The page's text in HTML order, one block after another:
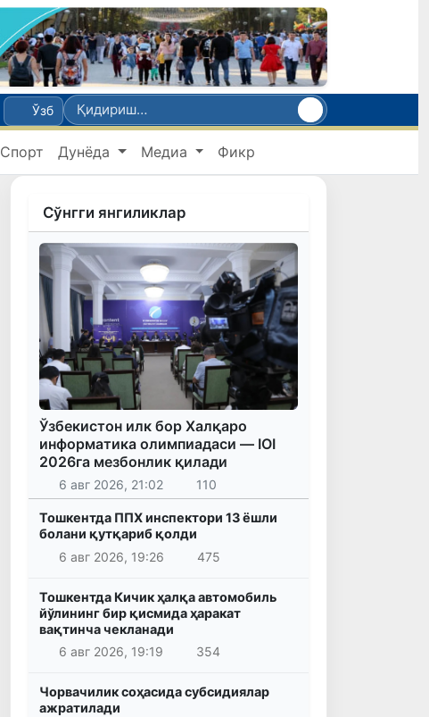
Ўзб
Спорт Дунёда Медиа Фикр
Сўнгги янгиликлар
Ўзбекистон илк бор Халқаро
информатика олимпиадаси — IOI
2026га мезбонлик қилади
6 авг 2026, 21:02 110
Тошкентда ППХ инспектори 13 ёшли
болани қутқариб қолди
6 авг 2026, 19:26
475
Тошкентда Кичик ҳалқа автомобиль
йўлининг бир қисмида ҳаракат
вақтинча чекланади
6 авг 2026, 19:19
354
Чорвачилик соҳасида субсидиялар
ажратилади